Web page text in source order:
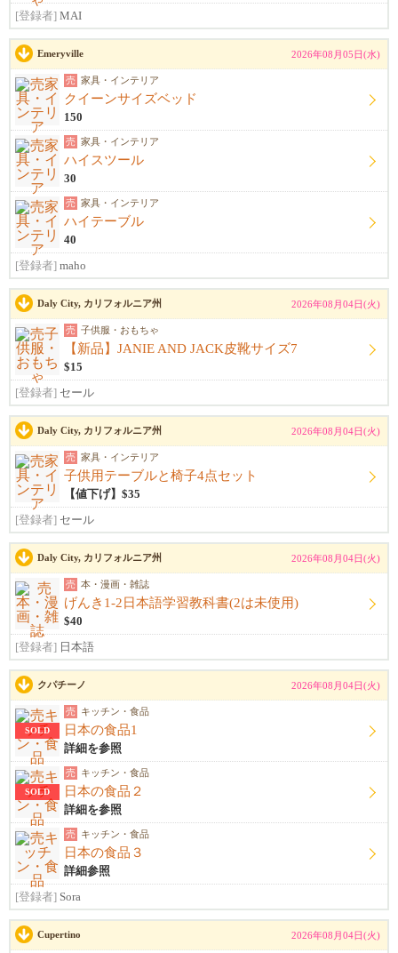
[登録者] MAI
Emeryville 2026年08月05日(水)
売 家具・インテリア
クイーンサイズベッド
150
売 家具・インテリア
ハイスツール
30
売 家具・インテリア
ハイテーブル
40
[登録者] maho
Daly City, カリフォルニア州 2026年08月04日(火)
売 子供服・おもちゃ
【新品】JANIE AND JACK皮靴サイズ7
$15
[登録者] セール
Daly City, カリフォルニア州 2026年08月04日(火)
売 家具・インテリア
子供用テーブルと椅子4点セット
【値下げ】$35
[登録者] セール
Daly City, カリフォルニア州 2026年08月04日(火)
売 本・漫画・雑誌
げんき1-2日本語学習教科書(2は未使用)
$40
[登録者] 日本語
クパチーノ 2026年08月04日(火)
SOLD
売 キッチン・食品
日本の食品1
詳細を参照
SOLD
売 キッチン・食品
日本の食品２
詳細を参照
売 キッチン・食品
日本の食品３
詳細参照
[登録者] Sora
Cupertino 2026年08月04日(火)